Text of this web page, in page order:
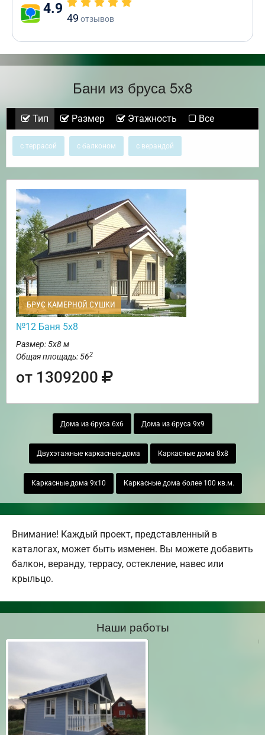
4.9
49 отзывов
Бани из бруса 5х8
Тип Размер Этажность Все
с террасой с балконом с верандой
БРУС КАМЕРНОЙ СУШКИ
№12 Баня 5х8
Размер: 5х8 м
Общая площадь: 562
от 1309200
Дома из бруса 6х6 Дома из бруса 9х9
Двухэтажные каркасные дома Каркасные дома 8х8
Каркасные дома 9х10 Каркасные дома более 100 кв.м.
Внимание! Каждый проект, представленный в
каталогах, может быть изменен. Вы можете добавить
балкон, веранду, террасу, остекление, навес или
крыльцо.
Наши работы